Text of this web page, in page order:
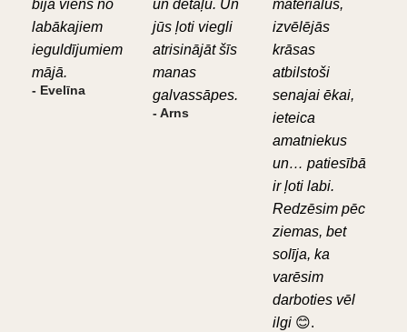
bija viens no
labākajiem
ieguldījumiem
mājā.
- Evelīna
un detaļu. Un
jūs ļoti viegli
atrisinājāt šīs
manas
galvassāpes.
- Arns
materiālus,
izvēlējās
krāsas
atbilstoši
senajai ēkai,
ieteica
amatniekus
un… patiesībā
ir ļoti labi.
Redzēsim pēc
ziemas, bet
solīja, ka
varēsim
darboties vēl
ilgi 😊.